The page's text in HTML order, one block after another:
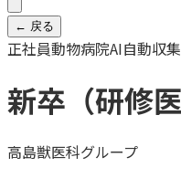
← 戻る
正社員動物病院AI自動収集
新卒（研修医
高島獣医科グループ